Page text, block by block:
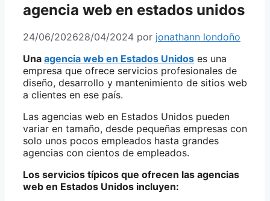
agencia web en estados unidos
24/06/202628/04/2024 por jonathann londoño
Una agencia web en Estados Unidos es una
empresa que ofrece servicios profesionales de
diseño, desarrollo y mantenimiento de sitios web
a clientes en ese país.
Las agencias web en Estados Unidos pueden
variar en tamaño, desde pequeñas empresas con
solo unos pocos empleados hasta grandes
agencias con cientos de empleados.
Los servicios típicos que ofrecen las agencias
web en Estados Unidos incluyen: